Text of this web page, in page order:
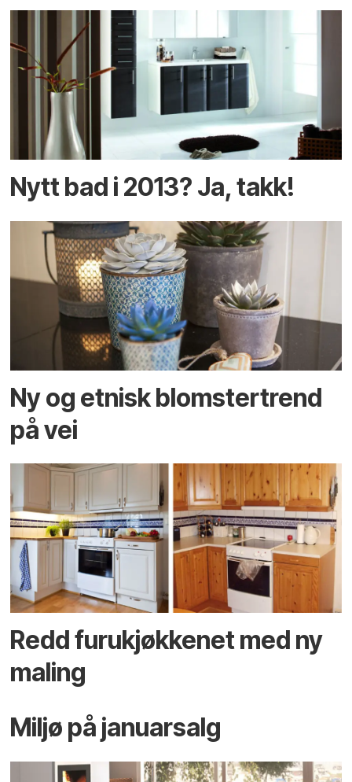
Nytt bad i 2013? Ja, takk!
Ny og etnisk blomstertrend
på vei
Redd furukjøkkenet med ny
maling
Miljø på januarsalg